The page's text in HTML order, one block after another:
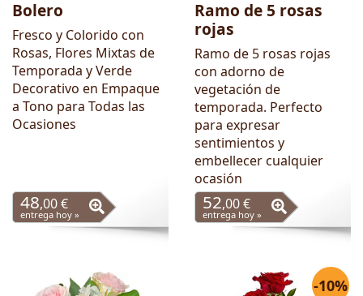
Bolero
Fresco y Colorido con
Rosas, Flores Mixtas de
Temporada y Verde
Decorativo en Empaque
a Tono para Todas las
Ocasiones
48,00 €
entrega hoy »
Ramo de 5 rosas
rojas
Ramo de 5 rosas rojas
con adorno de
vegetación de
temporada. Perfecto
para expresar
sentimientos y
embellecer cualquier
ocasión
52,00 €
entrega hoy »
-10%